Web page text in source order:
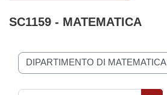
SC1159 - MATEMATICA
Categorie di corso